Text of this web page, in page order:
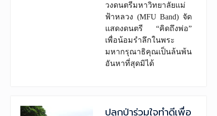
วงดนตรีมหาวิทยาลัยแม่
ฟ้าหลวง (MFU Band) จัด
แสดงดนตรี “คิดถึงพ่อ”
เพื่อน้อมรำลึกในพระ
มหากรุณาธิคุณเป็นล้นพ้น
อันหาที่สุดมิได้
ปลูกป่าร่วมใจทำดีเพื่อ